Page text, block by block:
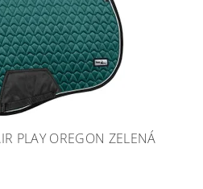
PLAY OREGON ZELENÁ